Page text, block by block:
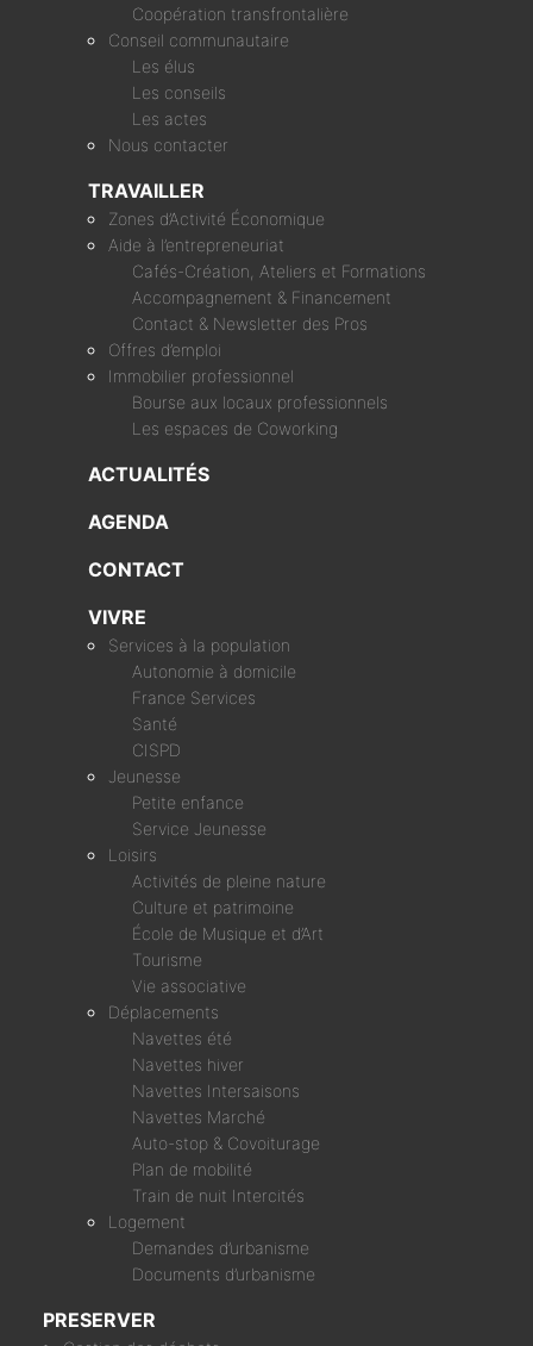
Coopération transfrontalière
Conseil communautaire
Les élus
Les conseils
Les actes
Nous contacter
TRAVAILLER
Zones d’Activité Économique
Aide à l’entrepreneuriat
Cafés-Création, Ateliers et Formations
Accompagnement & Financement
Contact & Newsletter des Pros
Offres d’emploi
Immobilier professionnel
Bourse aux locaux professionnels
Les espaces de Coworking
ACTUALITÉS
AGENDA
CONTACT
VIVRE
Services à la population
Autonomie à domicile
France Services
Santé
CISPD
Jeunesse
Petite enfance
Service Jeunesse
Loisirs
Activités de pleine nature
Culture et patrimoine
École de Musique et d’Art
Tourisme
Vie associative
Déplacements
Navettes été
Navettes hiver
Navettes Intersaisons
Navettes Marché
Auto-stop & Covoiturage
Plan de mobilité
Train de nuit Intercités
Logement
Demandes d’urbanisme
Documents d’urbanisme
PRESERVER